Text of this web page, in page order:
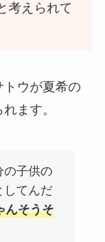
考えられて
トウが夏希の
ます。
の子供の
してんだ
んそうそ